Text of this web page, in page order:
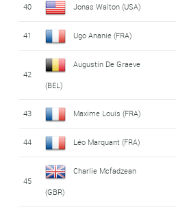
40 Jonas Walton (USA)
41 Ugo Ananie (FRA)
42
Augustin De Graeve
(BEL)
43 Maxime Louis (FRA)
44 Léo Marquant (FRA)
45
Charlie Mcfadzean
(GBR)